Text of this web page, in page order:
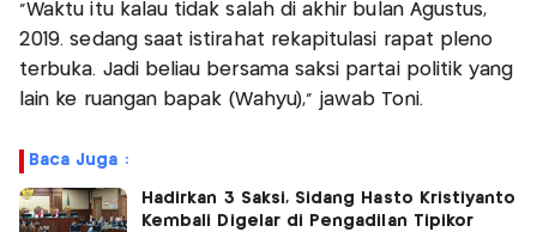
"Waktu itu kalau tidak salah di akhir bulan Agustus,
2019. sedang saat istirahat rekapitulasi rapat pleno
terbuka. Jadi beliau bersama saksi partai politik yang
lain ke ruangan bapak (Wahyu)," jawab Toni.
Baca Juga :
Hadirkan 3 Saksi, Sidang Hasto Kristiyanto
Kembali Digelar di Pengadilan Tipikor